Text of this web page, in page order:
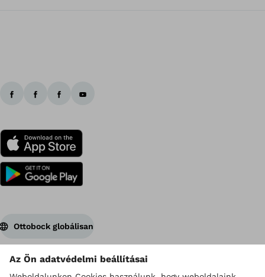
Ottobock globálisan